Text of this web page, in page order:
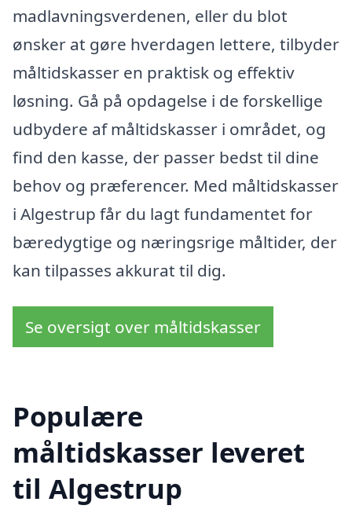
madlavningsverdenen, eller du blot
ønsker at gøre hverdagen lettere, tilbyder
måltidskasser en praktisk og effektiv
løsning. Gå på opdagelse i de forskellige
udbydere af måltidskasser i området, og
find den kasse, der passer bedst til dine
behov og præferencer. Med måltidskasser
i Algestrup får du lagt fundamentet for
bæredygtige og næringsrige måltider, der
kan tilpasses akkurat til dig.
Se oversigt over måltidskasser
Populære
måltidskasser leveret
til Algestrup